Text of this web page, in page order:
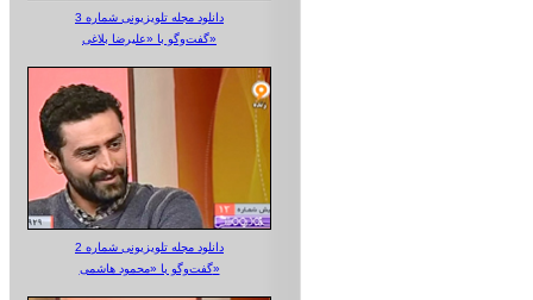
دانلود مجله تلویزیونی شماره 3
گفت‌وگو با «علیرضا بلاغی»
دانلود مجله تلویزیونی شماره 2
گفت‌وگو با «محمود هاشمی»